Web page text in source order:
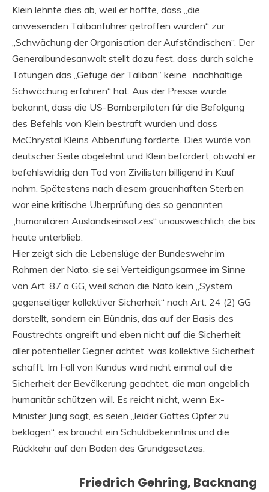
Klein lehnte dies ab, weil er hoffte, dass „die
anwesenden Talibanführer getroffen würden“ zur
„Schwächung der Organisation der Aufständischen“. Der
Generalbundesanwalt stellt dazu fest, dass durch solche
Tötungen das „Gefüge der Taliban“ keine „nachhaltige
Schwächung erfahren“ hat. Aus der Presse wurde
bekannt, dass die US-Bomberpiloten für die Befolgung
des Befehls von Klein bestraft wurden und dass
McChrystal Kleins Abberufung forderte. Dies wurde von
deutscher Seite abgelehnt und Klein befördert, obwohl er
befehlswidrig den Tod von Zivilisten billigend in Kauf
nahm. Spätestens nach diesem grauenhaften Sterben
war eine kritische Überprüfung des so genannten
„humanitären Auslandseinsatzes“ unausweichlich, die bis
heute unterblieb.
Hier zeigt sich die Lebenslüge der Bundeswehr im
Rahmen der Nato, sie sei Verteidigungsarmee im Sinne
von Art. 87 a GG, weil schon die Nato kein „System
gegenseitiger kollektiver Sicherheit“ nach Art. 24 (2) GG
darstellt, sondern ein Bündnis, das auf der Basis des
Faustrechts angreift und eben nicht auf die Sicherheit
aller potentieller Gegner achtet, was kollektive Sicherheit
schafft. Im Fall von Kundus wird nicht einmal auf die
Sicherheit der Bevölkerung geachtet, die man angeblich
humanitär schützen will. Es reicht nicht, wenn Ex-
Minister Jung sagt, es seien „leider Gottes Opfer zu
beklagen“, es braucht ein Schuldbekenntnis und die
Rückkehr auf den Boden des Grundgesetzes.
Friedrich Gehring, Backnang